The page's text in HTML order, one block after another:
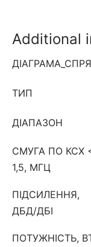
Additional
ТИП
ДІАПАЗОН
СМУГА ПО КСХ
1,5, МГЦ
ПІДСИЛЕННЯ,
ДБД/ДБІ
ПОТУЖНІСТЬ,